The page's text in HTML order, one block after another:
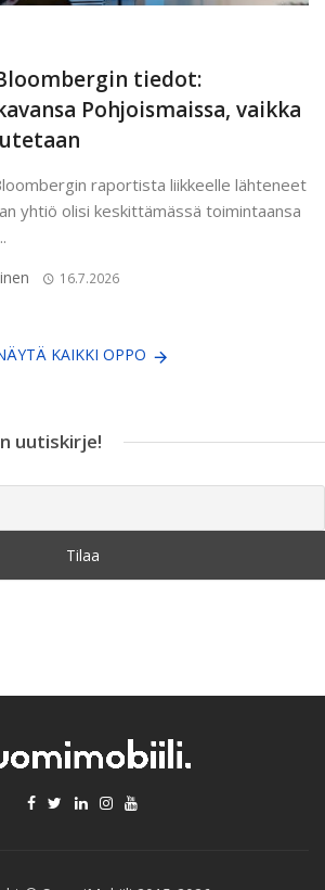
tiedot:
Pohjoismaissa, vaikka
raportista liikkeelle lähteneet
yhtiö olisi keskittämässä toimintaansa
16.7.2026
KAIKKI OPPO
uutiskirje!